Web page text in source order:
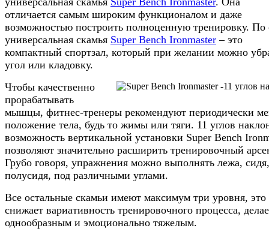
отличается самым широким функционалом и даже
возможностью построить полноценную тренировку. По
универсальная скамья Super Bench Ironmaster – это
компактный спортзал, который при желании можно
угол или кладовку.
Чтобы качественно
прорабатывать
мышцы, фитнес-тренеры рекомендуют периодически
положение тела, будь то жимы или тяги. 11 углов
возможность вертикальной установки Super Bench
позволяют значительно расширить тренировочный
Грубо говоря, упражнения можно выполнять лежа, сидя,
полусидя, под различными углами.
Все остальные скамьи имеют максимум три уровня, это
снижает вариативность тренировочного процесса,
однообразным и эмоционально тяжелым.